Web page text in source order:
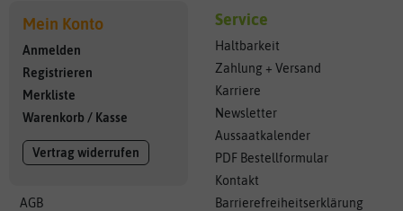
Mein Konto
Anmelden
Registrieren
Merkliste
Warenkorb / Kasse
Vertrag widerrufen
AGB
Service
Haltbarkeit
Zahlung + Versand
Karriere
Newsletter
Aussaatkalender
PDF Bestellformular
Kontakt
Barrierefreiheitserklärung